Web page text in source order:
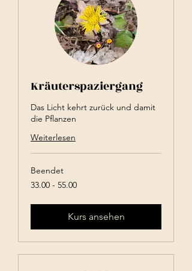
Kräuterspaziergang
Das Licht kehrt zurück und damit
die Pflanzen
Weiterlesen
Beendet
33.00
-33.00 - 55.00
Kurs ansehen